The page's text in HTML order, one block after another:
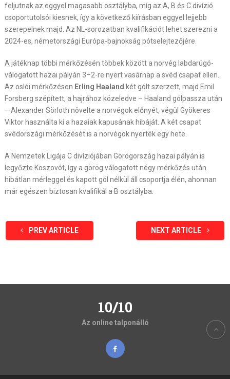
feljutnak az eggyel magasabb osztályba, míg az A, B és C divízió
csoportutolsói kiesnek, így a következő kiírásban eggyel lejjebb
szerepelnek majd. Az NL-sorozatban kvalifikációt lehet szerezni a
2024-es, németországi Európa-bajnokság pótselejtezőjére.
A játéknap többi mérkőzésén többek között a norvég labdarúgó-
válogatott hazai pályán 3–2-re nyert vasárnap a svéd csapat ellen.
Az oslói mérkőzésen Erling Haaland két gólt szerzett, majd Emil
Forsberg szépített, a hajrához közeledve – Haaland gólpassza után
– Alexander Sörloth növelte a norvégok előnyét, végül Gyökeres
Viktor használta ki a hazaiak kapusának hibáját. A két csapat
svédországi mérkőzését is a norvégok nyerték egy hete.
A Nemzetek Ligája C divíziójában Görögország hazai pályán is
legyőzte Koszovót, így a görög válogatott négy mérkőzés után
hibátlan mérleggel és kapott gól nélkül áll csoportja élén, ahonnan
már egészen biztosan kvalifikál a B osztályba.
PREV ARTICLE NEXT ARTICLE
10/10
Az online talponálló